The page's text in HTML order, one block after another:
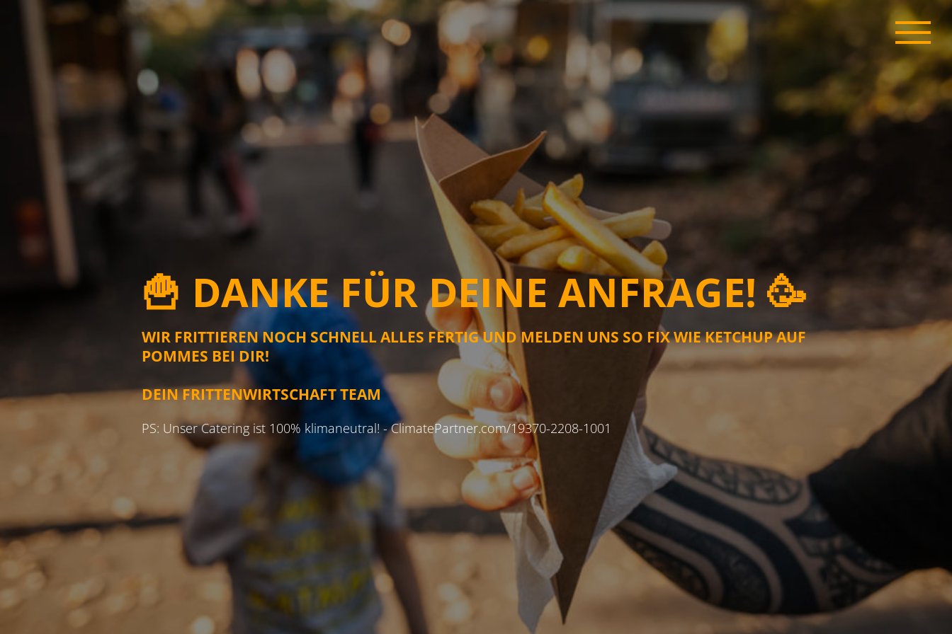
🍟 DANKE FÜR DEINE ANFRAGE! 🥳
WIR FRITTIEREN NOCH SCHNELL ALLES FERTIG UND MELDEN UNS SO FIX WIE KETCHUP AUF
POMMES BEI DIR!
DEIN FRITTENWIRTSCHAFT TEAM
PS: Unser Catering ist 100% klimaneutral! - ClimatePartner.com/19370-2208-1001